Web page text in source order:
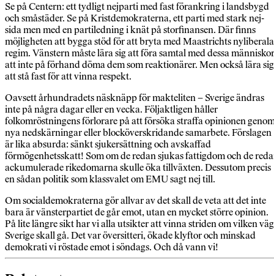
Se på Centern: ett tydligt nejparti med fast förankring i landsbygd
och småstäder. Se på Kristdemokraterna, ett parti med stark nej-
sida men med en partiledning i knät på storfinansen. Där finns
möjligheten att bygga stöd för att bryta med Maastrichts nyliberala
regim. Vänstern måste lära sig att föra samtal med dessa
att inte på förhand döma dem som reaktionärer. Men också lära sig
att stå fast för att vinna respekt.
Oavsett århundradets näsknäpp för makteliten – Sverige ändras
inte på några dagar eller en vecka. Följaktligen håller
folkomröstningens förlorare på att försöka straffa opinionen
nya nedskärningar eller blocköverskridande samarbete. Förslagen
är lika absurda: sänkt sjukersättning och avskaffad
förmögenhetsskatt! Som om de redan sjukas fattigdom och de
ackumulerade rikedomarna skulle öka tillväxten. Dessutom precis
en sådan politik som klassvalet om EMU sagt nej till.
Om socialdemokraterna gör allvar av det skall de veta att det inte
bara är vänsterpartiet de går emot, utan en mycket större opinion.
På lite längre sikt har vi alla utsikter att vinna striden om vilken väg
Sverige skall gå. Det var översitteri, ökade klyftor och minskad
demokrati vi röstade emot i söndags. Och då vann vi!